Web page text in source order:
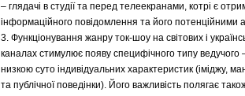
– глядачі в студії та перед телеекранами, котрі є
інформаційного повідомлення та його потенційними
3. Функціонування жанру ток-шоу на світових і
каналах стимулює появу специфічного типу
низкою суто індивідуальних характеристик (іміджу,
та публічної поведінки). Його важливість полягає